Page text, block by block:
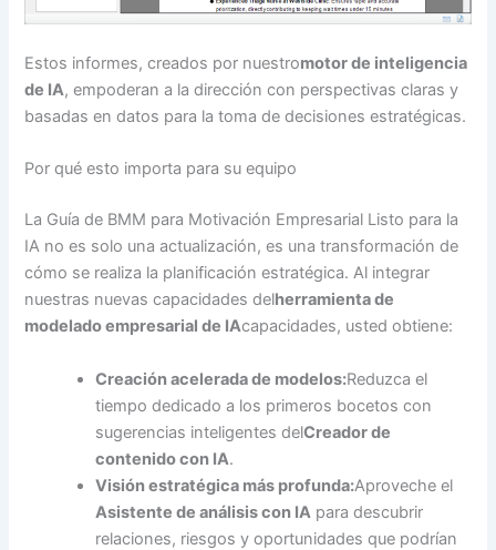
Estos informes, creados por nuestromotor de inteligencia
de IA, empoderan a la dirección con perspectivas claras y
basadas en datos para la toma de decisiones estratégicas.
Por qué esto importa para su equipo
La Guía de BMM para Motivación Empresarial Listo para la
IA no es solo una actualización, es una transformación de
cómo se realiza la planificación estratégica. Al integrar
nuestras nuevas capacidades delherramienta de
modelado empresarial de IAcapacidades, usted obtiene:
Creación acelerada de modelos:Reduzca el
tiempo dedicado a los primeros bocetos con
sugerencias inteligentes delCreador de
contenido con IA.
Visión estratégica más profunda:Aproveche el
Asistente de análisis con IA para descubrir
relaciones, riesgos y oportunidades que podrían